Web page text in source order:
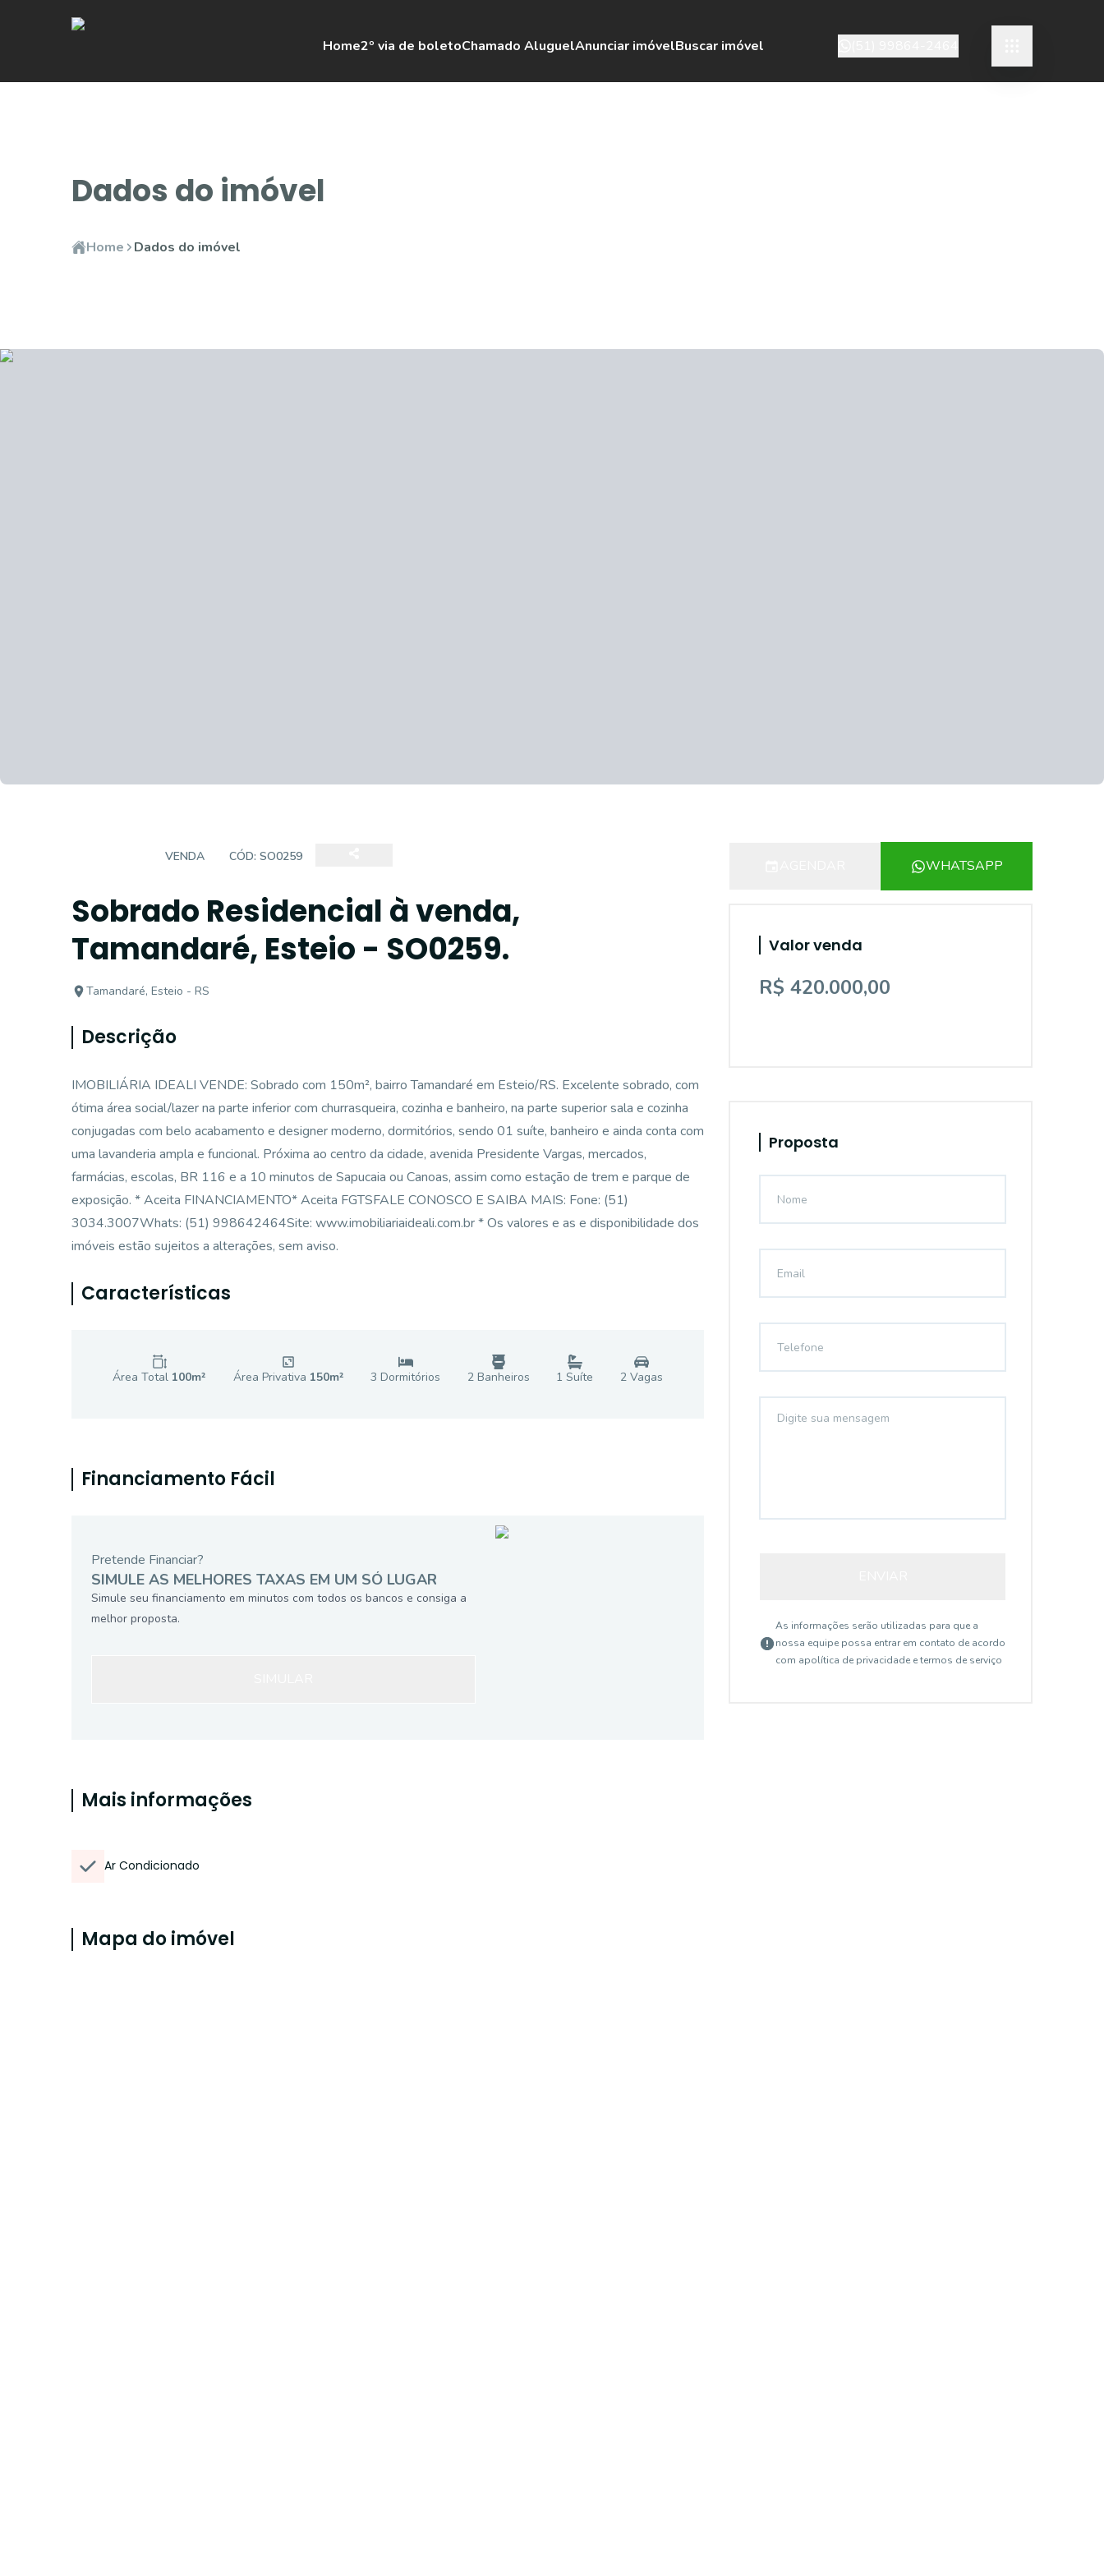
Home2º via de boletoChamado AluguelAnunciar imóvelBuscar imóvel
Dados do imóvel
Home Dados do imóvel
VENDA CÓD: SO0259
Sobrado Residencial à venda,
Tamandaré, Esteio - SO0259.
Tamandaré, Esteio - RS
Descrição
IMOBILIÁRIA IDEALI VENDE: Sobrado com 150m², bairro Tamandaré em Esteio/RS. Excelente sobrado, com
ótima área social/lazer na parte inferior com churrasqueira, cozinha e banheiro, na parte superior sala e cozinha
conjugadas com belo acabamento e designer moderno, dormitórios, sendo 01 suíte, banheiro e ainda conta com
uma lavanderia ampla e funcional. Próxima ao centro da cidade, avenida Presidente Vargas, mercados,
farmácias, escolas, BR 116 e a 10 minutos de Sapucaia ou Canoas, assim como estação de trem e parque de
exposição. * Aceita FINANCIAMENTO* Aceita FGTSFALE CONOSCO E SAIBA MAIS: Fone: (51)
3034.3007Whats: (51) 998642464Site: www.imobiliariaideali.com.br * Os valores e as e disponibilidade dos
imóveis estão sujeitos a alterações, sem aviso.
Características
Área Total 100m² Área Privativa 150m² 3 Dormitórios 2Banheiros 1 Suíte 2Vagas
Financiamento Fácil
Pretende Financiar?
SIMULE AS MELHORES TAXAS EM UM SÓ LUGAR
Simule seu financiamento em minutos com todos os bancos e consiga a
melhor proposta.
Mais informações
Ar Condicionado
Mapa do imóvel
WHATSAPP
Valor venda
R$ 420.000,00
Proposta
As informações serão utilizadas para que a
nossa equipe possa entrar em contato de acordo
com apolítica de privacidade e termos de serviço